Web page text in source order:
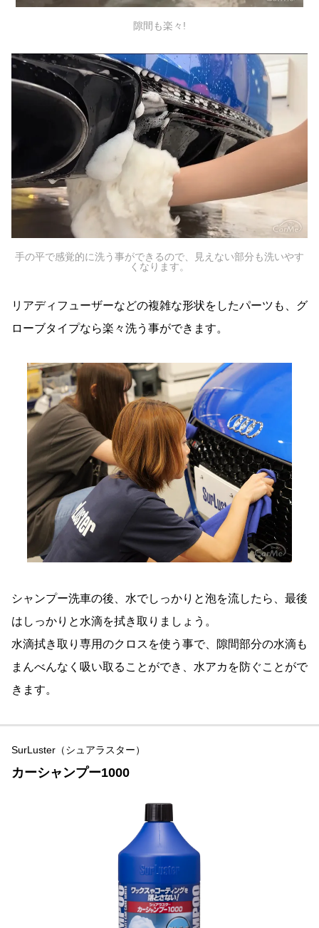
隙間も楽々!
手の平で感覚的に洗う事ができるので、見えない部分も洗いやす
くなります。
リアディフューザーなどの複雑な形状をしたパーツも、グ
ローブタイプなら楽々洗う事ができます。
シャンプー洗車の後、水でしっかりと泡を流したら、最後
はしっかりと水滴を拭き取りましょう。
水滴拭き取り専用のクロスを使う事で、隙間部分の水滴も
まんべんなく吸い取ることができ、水アカを防ぐことがで
きます。
SurLuster（シュアラスター）
カーシャンプー1000